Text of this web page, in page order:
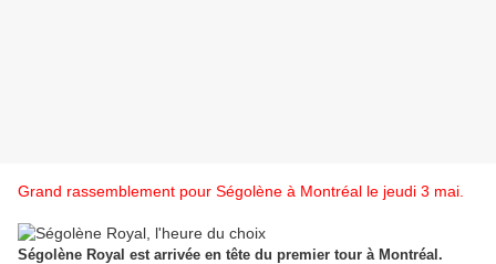
Grand rassemblement pour Ségolène à Montréal le jeudi 3 mai.
Ségolène Royal est arrivée en tête du premier tour à Montréal.